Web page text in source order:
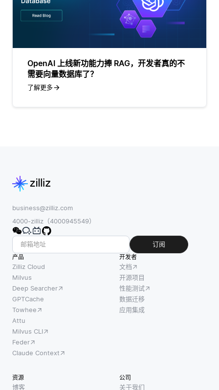
OpenAI 上线新功能力捧 RAG，开发者真的不
需要向量数据库了？
了解更多
business@zilliz.com
4000-zilliz（4000945549）
订阅
产品
Zilliz Cloud
Milvus
Deep Searcher
GPTCache
Towhee
Attu
Milvus CLI
Feder
Claude Context
开发者
文档
开源项目
性能测试
数据迁移
应用集成
资源
博客
公司
关于我们